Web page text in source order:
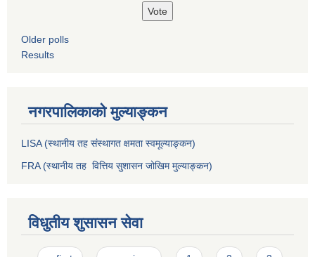
Older polls
Results
नगरपालिकाको मुल्याङ्कन
LISA (स्थानीय तह संस्थागत क्षमता स्वमूल्याङ्कन)
FRA (स्थानीय तह वित्तिय सुशासन जोखिम मुल्याङ्कन)
विधुतीय शुसासन सेवा